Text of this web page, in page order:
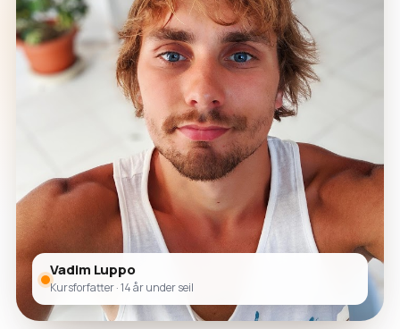
Vadim Luppo
Kursforfatter · 14 år under seil